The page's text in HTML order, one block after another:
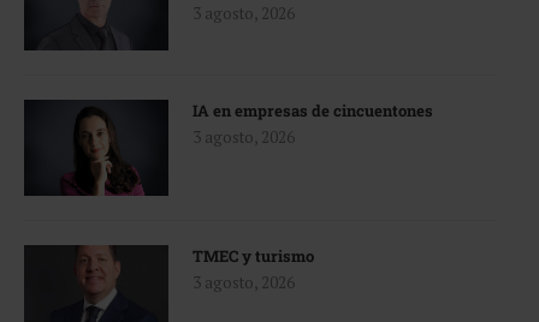
3 agosto, 2026
IA en empresas de cincuentones
3 agosto, 2026
TMEC y turismo
3 agosto, 2026